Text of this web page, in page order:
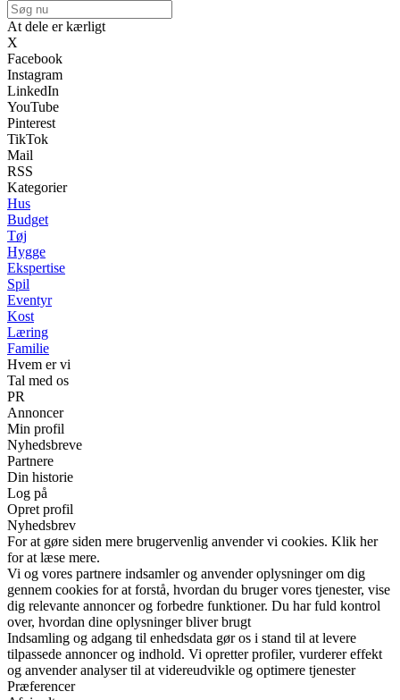
At dele er kærligt
X
Facebook
Instagram
LinkedIn
YouTube
Pinterest
TikTok
Mail
RSS
Kategorier
Hus
Budget
Tøj
Hygge
Ekspertise
Spil
Eventyr
Kost
Læring
Familie
Hvem er vi
Tal med os
PR
Annoncer
Min profil
Nyhedsbreve
Partnere
Din historie
Log på
Opret profil
Nyhedsbrev
For at gøre siden mere brugervenlig anvender vi cookies. Klik her
for at læse mere.
Vi og vores partnere indsamler og anvender oplysninger om dig
gennem cookies for at forstå, hvordan du bruger vores tjenester, vise
dig relevante annoncer og forbedre funktioner. Du har fuld kontrol
over, hvordan dine oplysninger bliver brugt
Indsamling og adgang til enhedsdata gør os i stand til at levere
tilpassede annoncer og indhold. Vi opretter profiler, vurderer effekt
og anvender analyser til at videreudvikle og optimere tjenester
Præferencer